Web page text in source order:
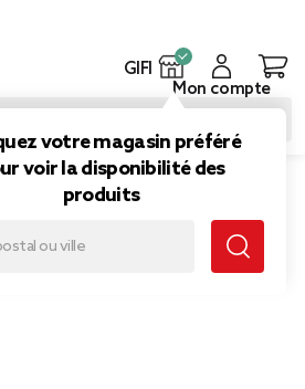
GIFI
votre magasin préféré
voir la disponibilité des
produits
Mon compte
tous
blanc